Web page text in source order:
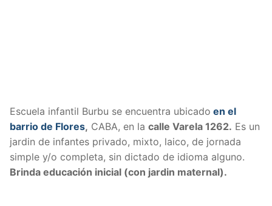
Escuela infantil Burbu se encuentra ubicado en el
barrio de Flores, CABA, en la calle Varela 1262. Es un
jardin de infantes privado, mixto, laico, de jornada
simple y/o completa, sin dictado de idioma alguno.
Brinda educación inicial (con jardin maternal).